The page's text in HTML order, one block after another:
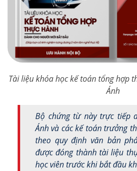
Tài liệu khóa học kế toán tổng hợp
Ánh
Bộ chứng từ này trực tiếp
Ánh và các kế toán trưởng
theo quy định văn bản
được đóng thành tài liệu
học viên trước khi bắt đầu